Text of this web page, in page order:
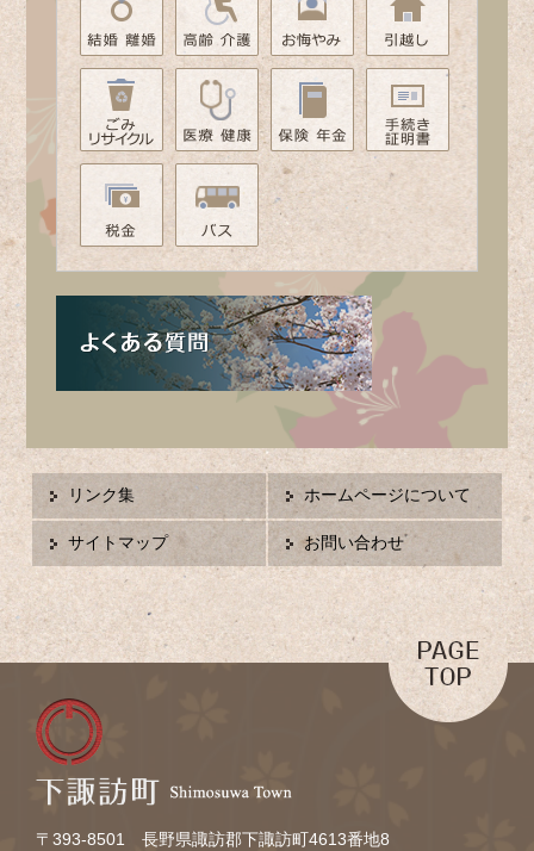
リンク集 ホームページについて
サイトマップ お問い合わせ
〒393-8501 長野県諏訪郡下諏訪町4613番地8